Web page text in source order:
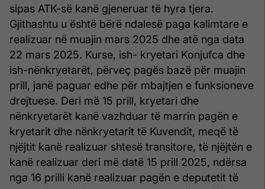
sipas ATK-së kanë gjeneruar të hyra tjera.
Gjithashtu u është bërë ndalesë paga kalimtare e
realizuar në muajin mars 2025 dhe atë nga data
22 mars 2025. Kurse, ish- kryetari Konjufca dhe
ish-nënkryetarët, përveç pagës bazë për muajin
prill, janë paguar edhe për mbajtjen e funksioneve
drejtuese. Deri më 15 prill, kryetari dhe
nënkryetarët kanë vazhduar të marrin pagën e
kryetarit dhe nënkryetarit të Kuvendit, meqë të
njëjtit kanë realizuar shtesë transitore, të njëjtën e
kanë realizuar deri më datë 15 prill 2025, ndërsa
nga 16 prilli kanë realizuar pagën e deputetit të